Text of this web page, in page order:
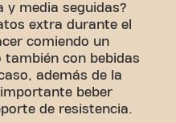
y media seguidas?
extra durante el
comiendo un
también con bebidas
además de la
beber
de resistencia.